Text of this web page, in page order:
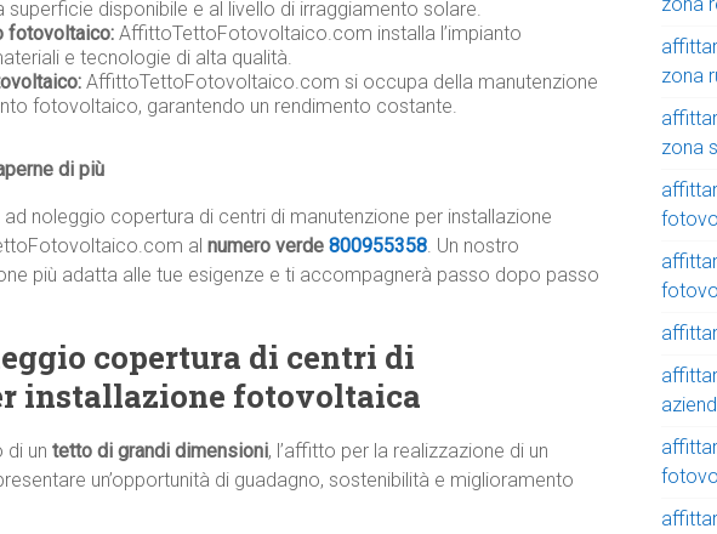
superficie disponibile e al livello di irraggiamento solare.
fotovoltaico: AffittoTettoFotovoltaico.com installa l’impianto
e tecnologie di alta qualità.
AffittoTettoFotovoltaico.com si occupa della manutenzione
fotovoltaico, garantendo un rendimento costante.
di più
noleggio copertura di centri di manutenzione per installazione
al numero verde 800955358. Un nostro
più adatta alle tue esigenze e ti accompagnerà passo dopo passo
copertura di centri di
installazione fotovoltaica
di un tetto di grandi dimensioni, l’affitto per la realizzazione di un
un’opportunità di guadagno, sostenibilità e miglioramento
zona
zona